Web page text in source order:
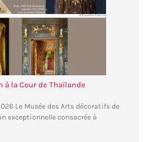
à la Cour de Thaïlande
Le Musée des Arts décoratifs de
exceptionnelle consacrée à